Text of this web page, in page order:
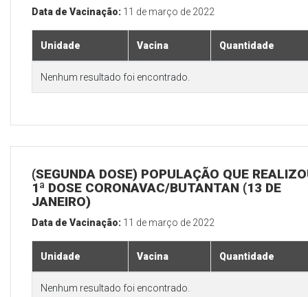
Data de Vacinação: 11 de março de 2022
Unidade Vacina Quantidade
Nenhum resultado foi encontrado.
(SEGUNDA DOSE) POPULAÇÃO QUE
1ª DOSE CORONAVAC/BUTANTAN (13 DE
JANEIRO)
Data de Vacinação: 11 de março de 2022
Unidade Vacina Quantidade
Nenhum resultado foi encontrado.